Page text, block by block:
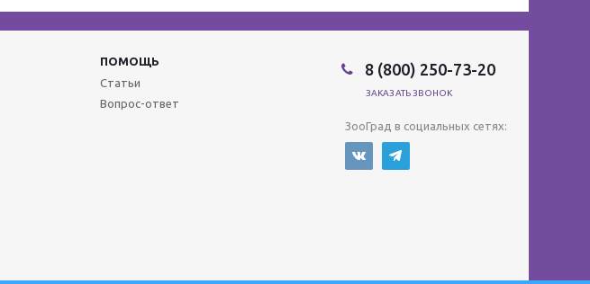
ПОМОЩЬ
Статьи
Вопрос-ответ
8 (800) 250-73-20
ЗАКАЗАТЬ ЗВОНОК
ЗооГрад в социальных сетях: